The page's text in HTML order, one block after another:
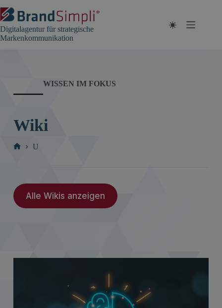
Inhalt
springen
Digitalagentur für strategische
Markenkommunikation
WISSEN IM FOKUS
Wiki
U
Alle Wikis anzeigen